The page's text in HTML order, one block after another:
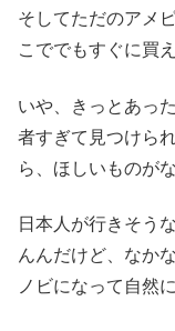
そしてただのアメ
こででもすぐに買
いや、きっとあっ
者すぎて見つけら
ら、ほしいものが
日本人が行きそう
んんだけど、なか
ノビになって自然